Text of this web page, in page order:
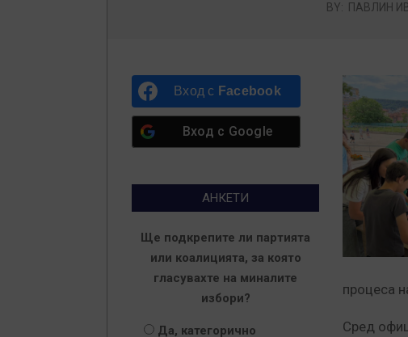
BY: ПАВЛИН
процеса
Сред
Вход с Facebook
Вход с Google
АНКЕТИ
Ще подкрепите ли партията
или коалицията, за която
гласувахте на миналите
избори?
Да, категорично